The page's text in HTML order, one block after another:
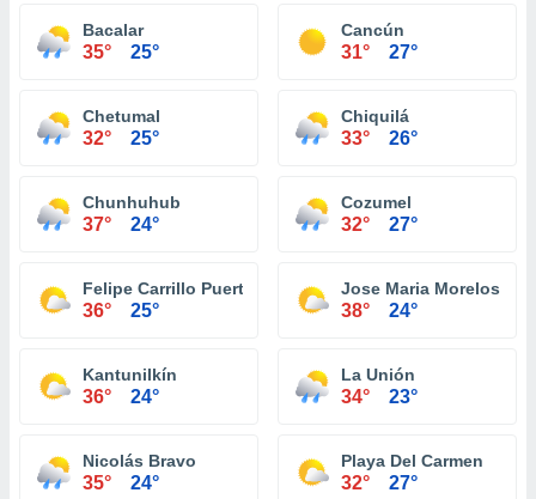
Bacalar
35° 25°
Cancún
31° 27°
Chetumal
32° 25°
Chiquilá
33° 26°
Chunhuhub
37° 24°
Cozumel
32° 27°
Felipe Carrillo Puerto
36° 25°
Jose Maria Morelos
38° 24°
Kantunilkín
36° 24°
La Unión
34° 23°
Nicolás Bravo
35° 24°
Playa Del Carmen
32° 27°